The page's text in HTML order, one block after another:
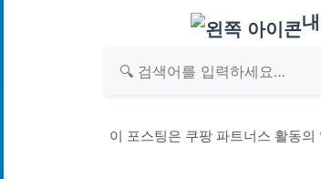
이 포스팅은 쿠팡 파트너스 활동